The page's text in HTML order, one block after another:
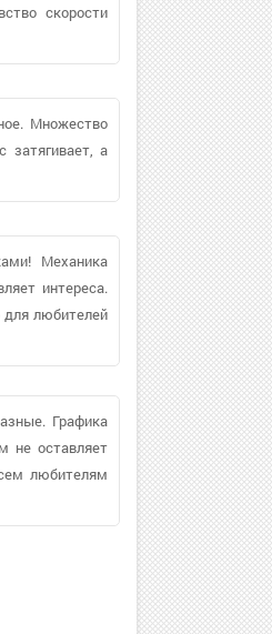
скорости
Множество
затягивает, а
Механика
интереса.
любителей
Графика
не оставляет
любителям